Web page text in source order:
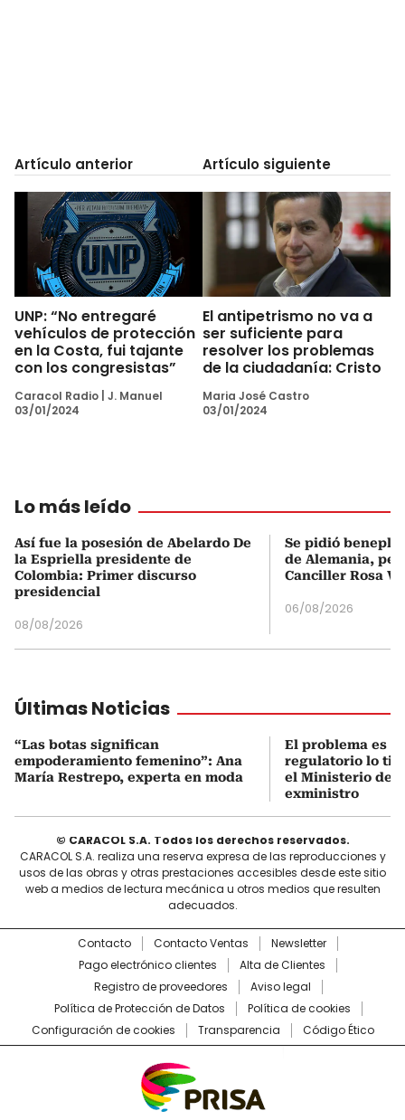
Artículo anterior
UNP: “No entregaré
vehículos de protección
en la Costa, fui tajante
con los congresistas”
Caracol Radio J. Manuel
03/01/2024
Artículo siguiente
El antipetrismo no va a
ser suficiente para
resolver los problemas
de la ciudadanía: Cristo
Maria José Castro
03/01/2024
Lo más leído
Así fue la posesión de Abelardo De
la Espriella presidente de
Colombia: Primer discurso
presidencial
08/08/2026
Se pidió
de Alemania,
Canciller Rosa
06/08/2026
Últimas Noticias
“Las botas significan
empoderamiento femenino”: Ana
María Restrepo, experta en moda
El problema es
regulatorio lo
el Ministerio de
exministro
© CARACOL S.A. Todos los derechos reservados.
CARACOL S.A. realiza una reserva expresa de las reproducciones y
usos de las obras y otras prestaciones accesibles desde este sitio
web a medios de lectura mecánica u otros medios que resulten
adecuados.
Contacto Contacto Ventas
Newsletter
Pago electrónico clientes
Alta de Clientes
Registro de proveedores
Aviso legal
Política de Protección de Datos
Política de cookies
Configuración de cookies
Transparencia Código Ético